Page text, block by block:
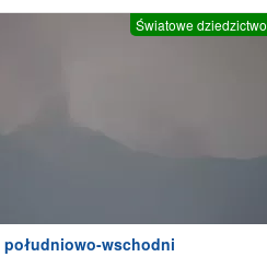
Światowe dziedzictwo
południowo-wschodni